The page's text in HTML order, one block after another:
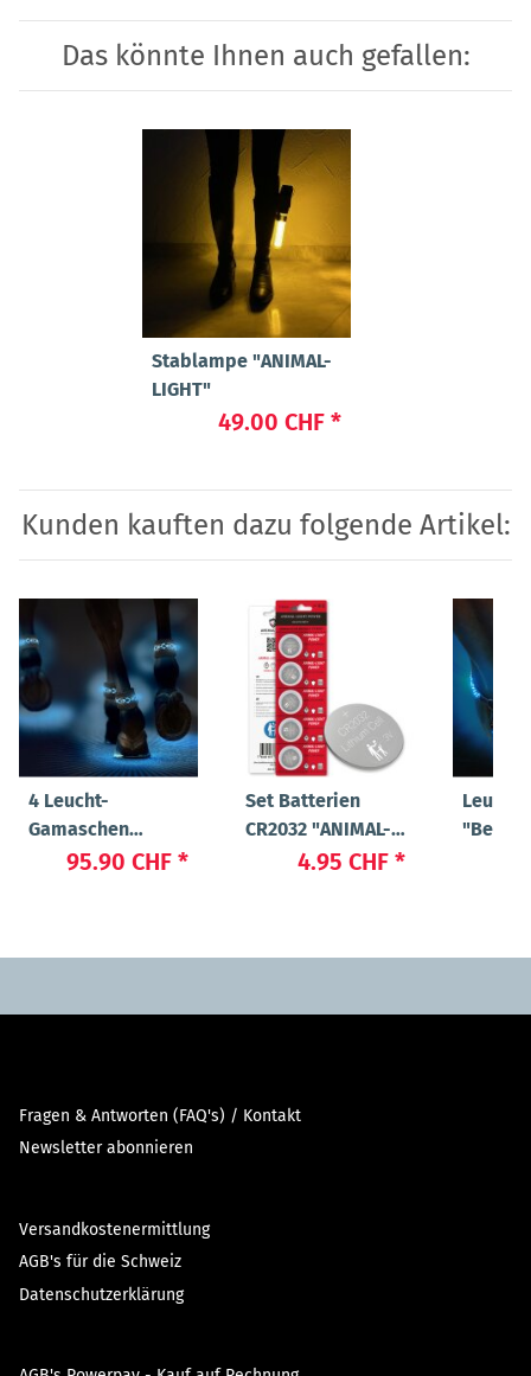
Das könnte Ihnen auch gefallen:
Stablampe "ANIMAL-
LIGHT"
49.00 CHF *
Kunden kauften dazu folgende Artikel:
4 Leucht-
Gamaschen
"Beauty"
95.90 CHF *
Set Batterien
CR2032 "ANIMAL-
LIGHT POWER"
4.95 CHF *
Fragen & Antworten (FAQ's) / Kontakt
Newsletter abonnieren
Versandkostenermittlung
AGB's für die Schweiz
Datenschutzerklärung